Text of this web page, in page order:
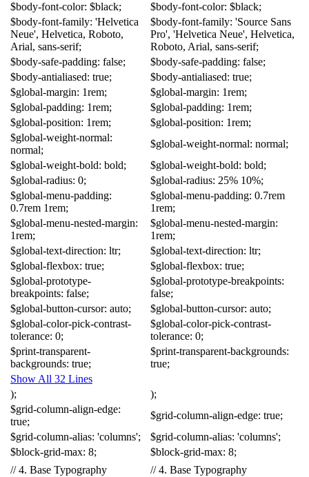
$body-font-color: $black; $body-font-color: $black;
$body-font-family: 'Helvetica
Neue', Helvetica, Roboto,
Arial, sans-serif;
$body-font-family: 'Source Sans
Pro', 'Helvetica Neue', Helvetica,
Roboto, Arial, sans-serif;
$body-safe-padding: false; $body-safe-padding: false;
$body-antialiased: true; $body-antialiased: true;
$global-margin: 1rem; $global-margin: 1rem;
$global-padding: 1rem; $global-padding: 1rem;
$global-position: 1rem; $global-position: 1rem;
$global-weight-normal:
normal;
$global-weight-normal: normal;
$global-weight-bold: bold; $global-weight-bold: bold;
$global-radius: 0; $global-radius: 25% 10%;
$global-menu-padding:
0.7rem 1rem;
$global-menu-padding: 0.7rem
1rem;
$global-menu-nested-margin:
1rem;
$global-menu-nested-margin:
1rem;
$global-text-direction: ltr; $global-text-direction: ltr;
$global-flexbox: true; $global-flexbox: true;
$global-prototype-
breakpoints: false;
$global-prototype-breakpoints:
false;
$global-button-cursor: auto; $global-button-cursor: auto;
$global-color-pick-contrast-
tolerance: 0;
$global-color-pick-contrast-
tolerance: 0;
$print-transparent-
backgrounds: true;
$print-transparent-backgrounds:
true;
Show All 32 Lines
);
);
$grid-column-align-edge:
true;
$grid-column-align-edge: true;
$grid-column-alias: 'columns'; $grid-column-alias: 'columns';
$block-grid-max: 8; $block-grid-max: 8;
// 4. Base Typography // 4. Base Typography